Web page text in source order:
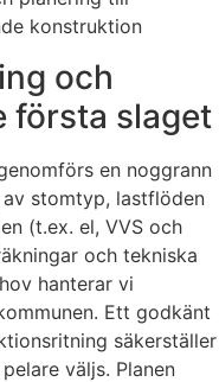
konstruktion
och
första slaget
en noggrann
stomtyp, lastflöden
(t.ex. el, VVS och
och tekniska
hanterar vi
Ett godkänt
säkerställer
väljs. Planen